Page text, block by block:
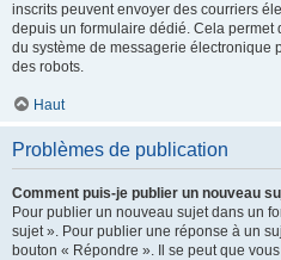
inscrits peuvent envoyer des courriers
depuis un formulaire dédié. Cela permet
du système de messagerie électronique
des robots.
Haut
Problèmes de publication
Comment puis-je publier un nouveau
Pour publier un nouveau sujet dans un
sujet ». Pour publier une réponse à un
bouton « Répondre ». Il se peut que